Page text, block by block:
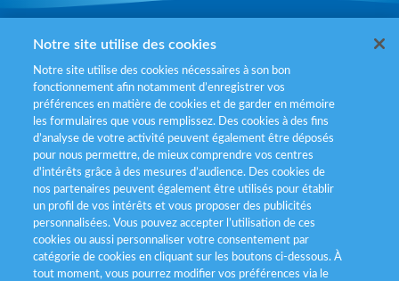
Mentions légales
Politiques de gestion des cookies
Politique données personnelles
Services consommateurs
Déclaration d’accessibilité
Notre site utilise des cookies
Notre site utilise des cookies nécessaires à son bon
fonctionnement afin notamment d’enregistrer vos
préférences en matière de cookies et de garder en mémoire
les formulaires que vous remplissez. Des cookies à des fins
d’analyse de votre activité peuvent également être déposés
pour nous permettre, de mieux comprendre vos centres
d'intérêts grâce à des mesures d’audience. Des cookies de
nos partenaires peuvent également être utilisés pour établir
un profil de vos intérêts et vous proposer des publicités
personnalisées. Vous pouvez accepter l’utilisation de ces
cookies ou aussi personnaliser votre consentement par
catégorie de cookies en cliquant sur les boutons ci-dessous. À
tout moment, vous pourrez modifier vos préférences via le